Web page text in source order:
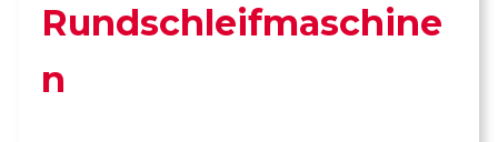
Rundschleifmaschine
n